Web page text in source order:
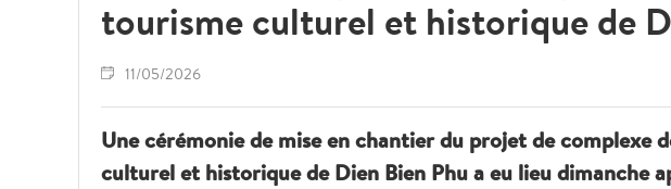
tourisme culturel et historique de
11/05/2026
Une cérémonie de mise en chantier du projet de complexe
culturel et historique de Dien Bien Phu a eu lieu dimanche